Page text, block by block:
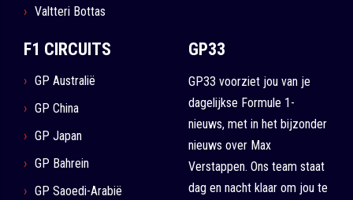
Valtteri Bottas
F1 CIRCUITS
GP Australië
GP China
GP Japan
GP Bahrein
GP Saoedi-Arabië
GP33
GP33 voorziet jou van je
dagelijkse Formule 1-
nieuws, met in het bijzonder
nieuws over Max
Verstappen. Ons team staat
dag en nacht klaar om jou te